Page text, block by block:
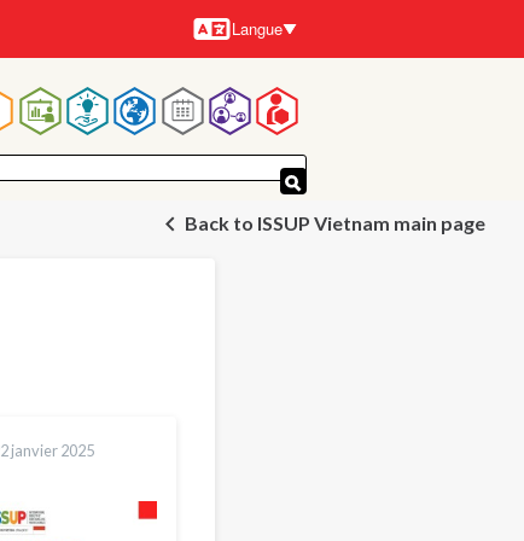
Langues
Langue
Back to ISSUP Vietnam main page
janvier 2025